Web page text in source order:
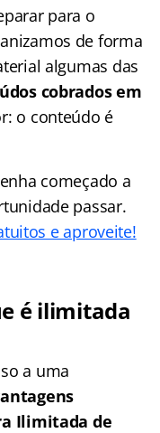
para o
de forma
algumas das
cobrados em
o conteúdo é
começado a
passar.
e aproveite!
é ilimitada
a uma
Ilimitada de